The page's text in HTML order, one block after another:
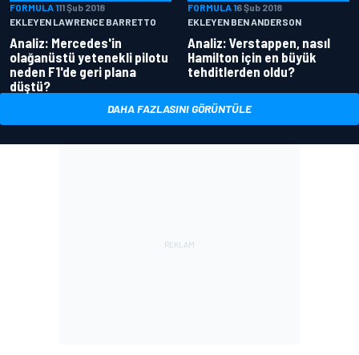
FORMULA 111 Şub 2018
EKLEYEN LAWRENCE BARRETTO
Analiz: Mercedes'in
olağanüstü yetenekli pilotu
neden F1'de geri plana
düştü?
FORMULA 16 Şub 2018
EKLEYEN BEN ANDERSON
Analiz: Verstappen, nasıl
Hamilton için en büyük
tehditlerden oldu?
DAHA FAZLASINI GÖRÜNTÜLE